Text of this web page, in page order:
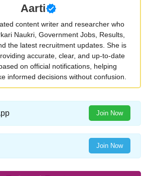
Aarti
content writer and researcher who
Naukri, Government Jobs, Results,
the latest recruitment updates. She is
accurate, clear, and up-to-date
on official notifications, helping
informed decisions without confusion.
Join Now
Join Now